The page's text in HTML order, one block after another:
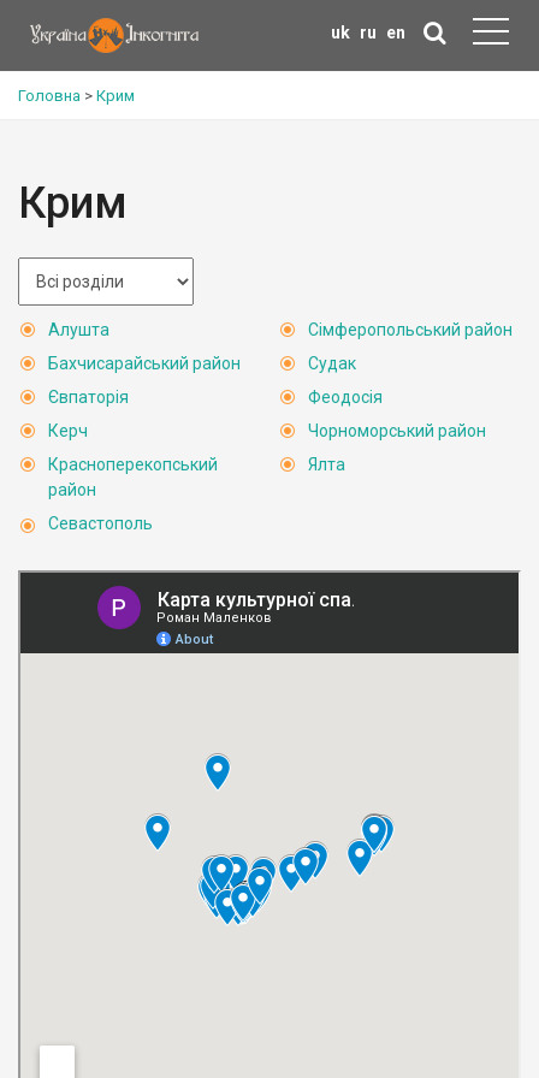
uk ru en
Головна > Крим
Крим
Алушта
Бахчисарайський район
Євпаторія
Керч
Красноперекопський
район
Севастополь
Сімферопольський район
Судак
Феодосія
Чорноморський район
Ялта